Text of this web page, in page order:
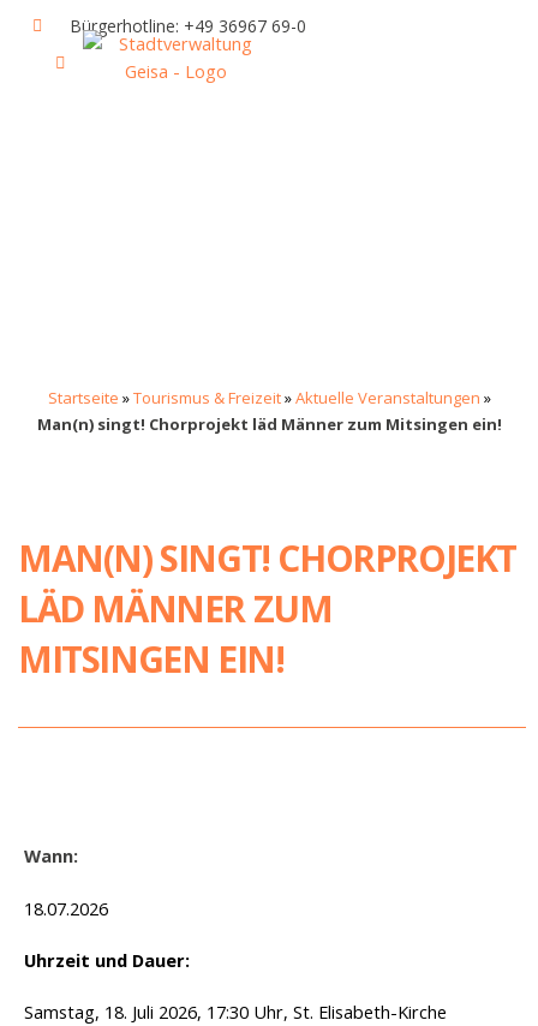
springen
Bürgerhotline: +49 36967 69-0
Startseite »Tourismus & Freizeit»Aktuelle Veranstaltungen »
Man(n) singt! Chorprojekt läd Männer zum Mitsingen ein!
MAN(N) SINGT! CHORPROJEKT
LÄD MÄNNER ZUM
MITSINGEN EIN!
Wann:
18.07.2026
Uhrzeit und Dauer:
Samstag, 18. Juli 2026, 17:30 Uhr, St. Elisabeth-Kirche